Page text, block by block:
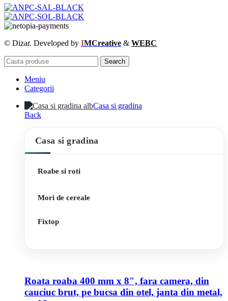
© Dizar. Developed by IMCreative & WEBC
Search
Meniu
Categorii
Casa si gradina
Back
Casa si gradina
Roabe si roti
Mori de cereale
Fixtop
Roata roaba 400 mm x 8″, fara camera, din
cauciuc brut, pe bucsa din otel, janta din metal,